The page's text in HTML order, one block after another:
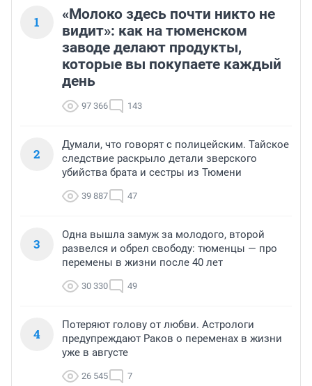
1
«Молоко здесь почти никто не
видит»: как на тюменском
заводе делают продукты,
которые вы покупаете каждый
день
97 366 143
2
Думали, что говорят с полицейским. Тайское
следствие раскрыло детали зверского
убийства брата и сестры из Тюмени
39 887 47
3
Одна вышла замуж за молодого, второй
развелся и обрел свободу: тюменцы — про
перемены в жизни после 40 лет
30 330 49
4
Потеряют голову от любви. Астрологи
предупреждают Раков о переменах в жизни
уже в августе
26 545 7